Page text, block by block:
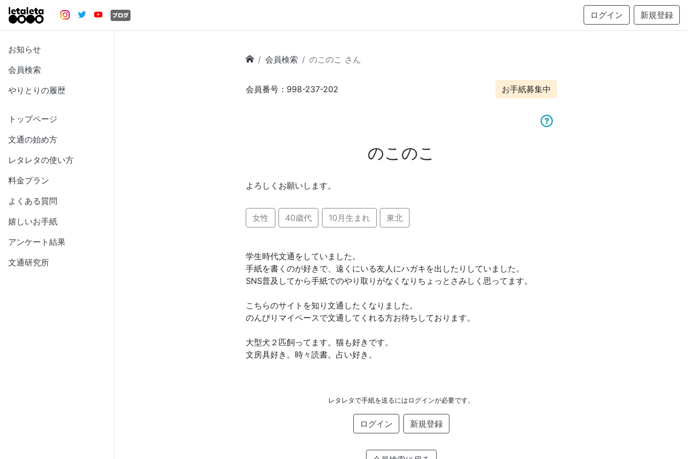
ログイン 新規登録
お知らせ
会員検索
やりとりの履歴
トップページ
文通の始め方
レタレタの使い方
料金プラン
よくある質問
嬉しいお手紙
アンケート結果
文通研究所
会員検索 のこのこ さん
会員番号：998-237-202 お手紙募集中
のこのこ
よろしくお願いします。
女性 40歳代 10月生まれ 東北
学生時代文通をしていました。
手紙を書くのが好きで、遠くにいる友人にハガキを出したりしていました。
SNS普及してから手紙でのやり取りがなくなりちょっとさみしく思ってます。
こちらのサイトを知り文通したくなりました。
のんびりマイペースで文通してくれる方お待ちしております。
大型犬２匹飼ってます。猫も好きです。
文房具好き。時々読書。占い好き。
レタレタで手紙を送るにはログインが必要です。
ログイン 新規登録